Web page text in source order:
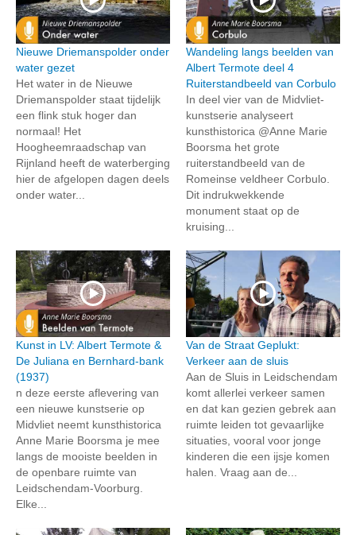
Nieuwe Driemanspolder onder
water gezet
Het water in de Nieuwe
Driemanspolder staat tijdelijk
een flink stuk hoger dan
normaal! Het
Hoogheemraadschap van
Rijnland heeft de waterberging
hier de afgelopen dagen deels
onder water...
Wandeling langs beelden van
Albert Termote deel 4
Ruiterstandbeeld van Corbulo
In deel vier van de Midvliet-
kunstserie analyseert
kunsthistorica @Anne Marie
Boorsma het grote
ruiterstandbeeld van de
Romeinse veldheer Corbulo.
Dit indrukwekkende
monument staat op de
kruising...
Kunst in LV: Albert Termote &
De Juliana en Bernhard-bank
(1937)
n deze eerste aflevering van
een nieuwe kunstserie op
Midvliet neemt kunsthistorica
Anne Marie Boorsma je mee
langs de mooiste beelden in
de openbare ruimte van
Leidschendam-Voorburg.
Elke...
Van de Straat Geplukt:
Verkeer aan de sluis
Aan de Sluis in Leidschendam
komt allerlei verkeer samen
en dat kan gezien gebrek aan
ruimte leiden tot gevaarlijke
situaties, vooral voor jonge
kinderen die een ijsje komen
halen. Vraag aan de...